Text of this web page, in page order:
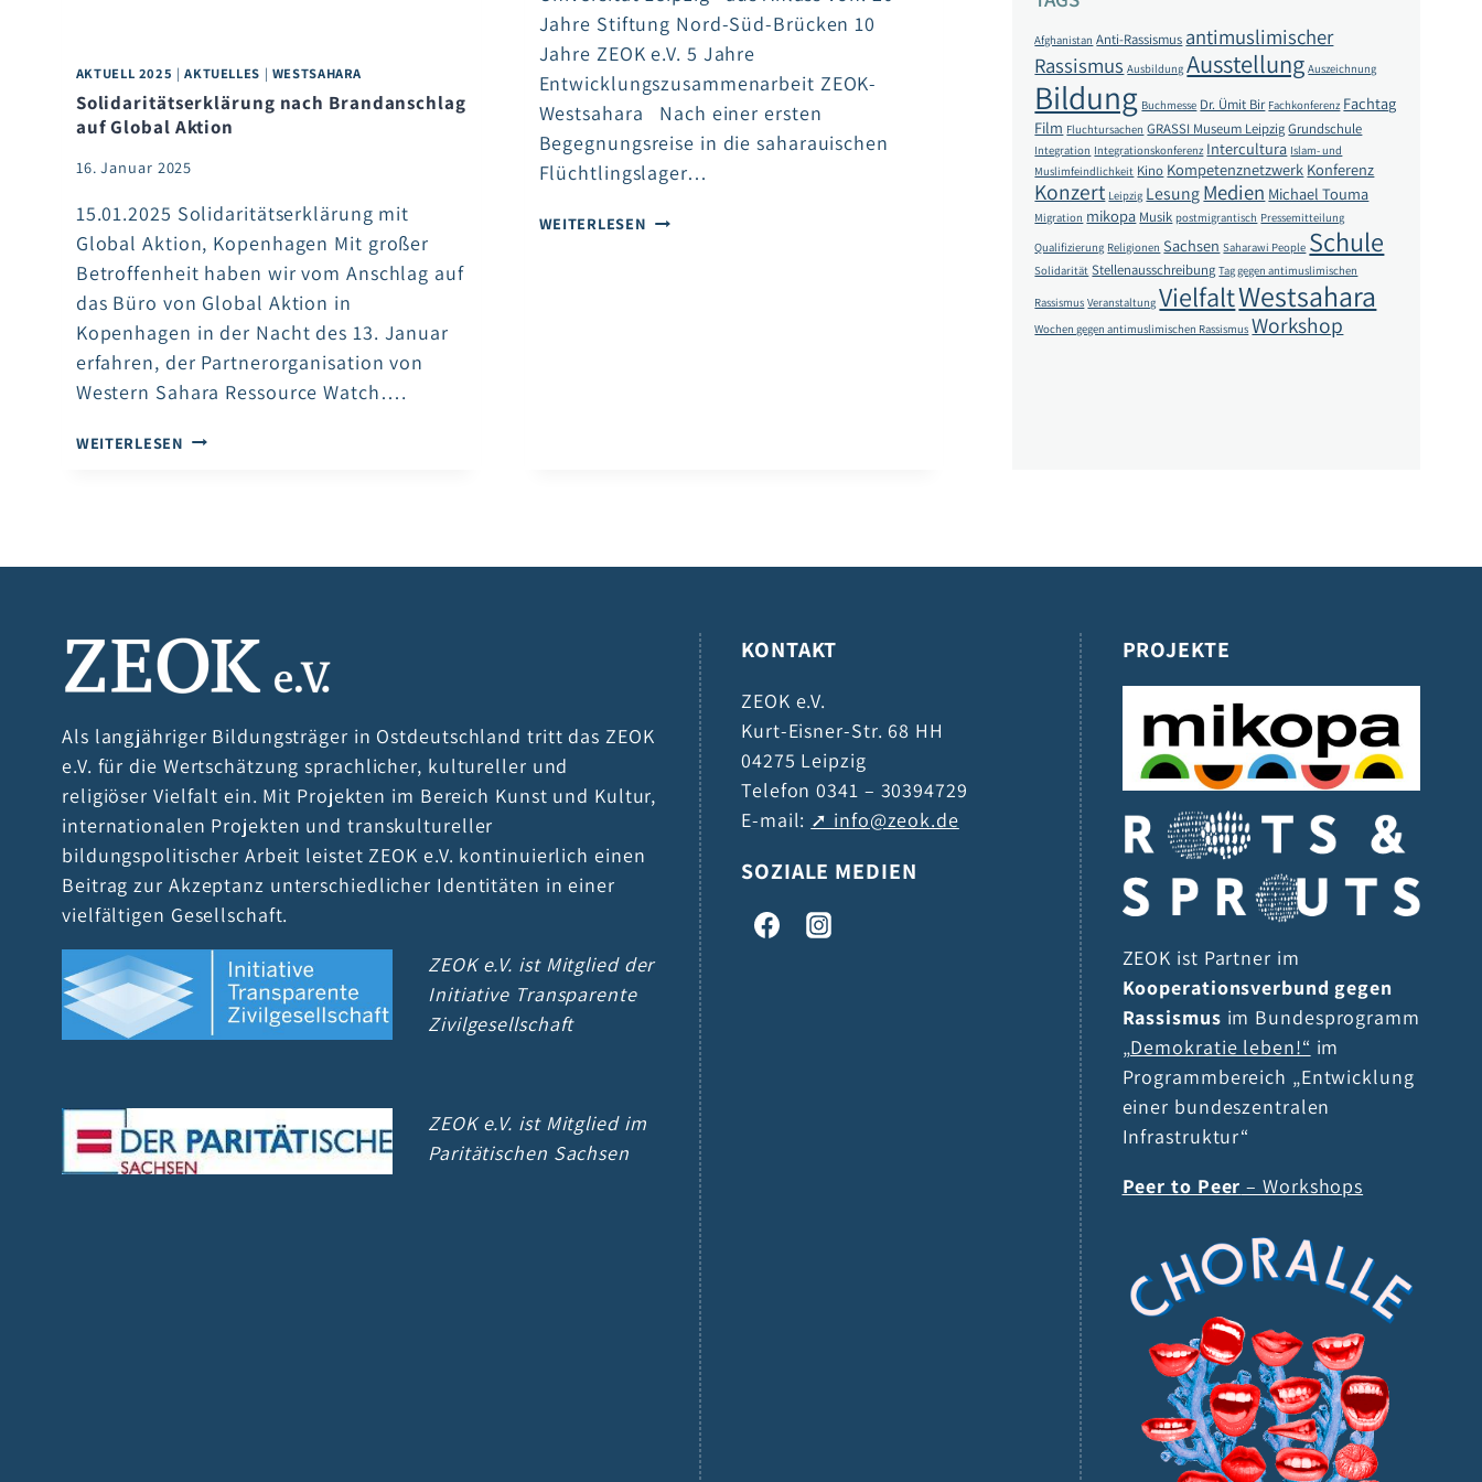
AKTUELL 2025 |AKTUELLES | WESTSAHARA
Solidaritätserklärung nach Brandanschlag
auf Global Aktion
16. Januar 2025
15.01.2025 Solidaritätserklärung mit
Global Aktion, Kopenhagen Mit großer
Betroffenheit haben wir vom Anschlag auf
das Büro von Global Aktion in
Kopenhagen in der Nacht des 13. Januar
erfahren, der Partnerorganisation von
Western Sahara Ressource Watch….
WEITERLESEN SOLIDARITÄTSERKLÄRUNG
Jahre Stiftung Nord-Süd-Brücken 10
Jahre ZEOK e.V. 5 Jahre
Entwicklungszusammenarbeit ZEOK-
Westsahara Nach einer ersten
Begegnungsreise in die saharauischen
Flüchtlingslager…
WEITERLESEN SOLIDARITÄT
Afghanistan Anti-Rassismus antimuslimischer
Rassismus Ausbildung Ausstellung Auszeichnung
Bildung Buchmesse Dr. Ümit Bir Fachkonferenz Fachtag
Film Fluchtursachen GRASSI Museum Leipzig Grundschule
Integration Integrationskonferenz Intercultura Islam- und
Muslimfeindlichkeit Kino Kompetenznetzwerk Konferenz
Konzert Leipzig LesungMedien Michael Touma
Migration mikopa Musik postmigrantisch Pressemitteilung
Qualifizierung Religionen Sachsen Saharawi People Schule
Solidarität Stellenausschreibung Tag gegen antimuslimischen
Rassismus Veranstaltung VielfaltWestsahara
Wochen gegen antimuslimischen Rassismus Workshop
Als langjähriger Bildungsträger in Ostdeutschland tritt das ZEOK
e.V. für die Wertschätzung sprachlicher, kultureller und
religiöser Vielfalt ein. Mit Projekten im Bereich Kunst und Kultur,
internationalen Projekten und transkultureller
bildungspolitischer Arbeit leistet ZEOK e.V. kontinuierlich einen
Beitrag zur Akzeptanz unterschiedlicher Identitäten in einer
vielfältigen Gesellschaft.
ZEOK e.V. ist Mitglied der
Initiative Transparente
Zivilgesellschaft
ZEOK e.V. ist Mitglied im
Paritätischen Sachsen
KONTAKT
ZEOK e.V.
Kurt-Eisner-Str. 68 HH
04275 Leipzig
Telefon 0341 – 30394729
E-mail:
info@zeok.de
SOZIALE MEDIEN
PROJEKTE
ZEOK ist Partner im
Kooperationsverbund gegen
Rassismus im Bundesprogramm
„Demokratie leben!“ im
Programmbereich „Entwicklung
einer bundeszentralen
Infrastruktur“
Peer to Peer – Workshops